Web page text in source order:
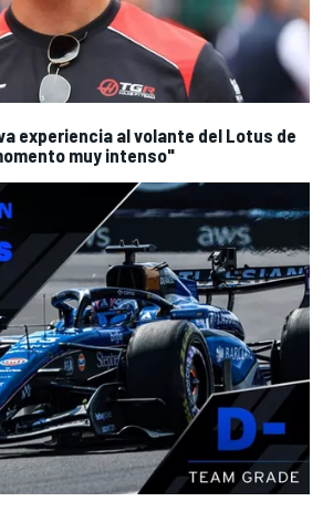
experiencia al volante del Lotus de
muy intenso"